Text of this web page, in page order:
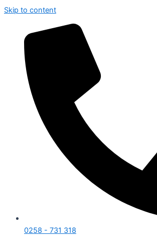
Skip to content
0258 - 731 318